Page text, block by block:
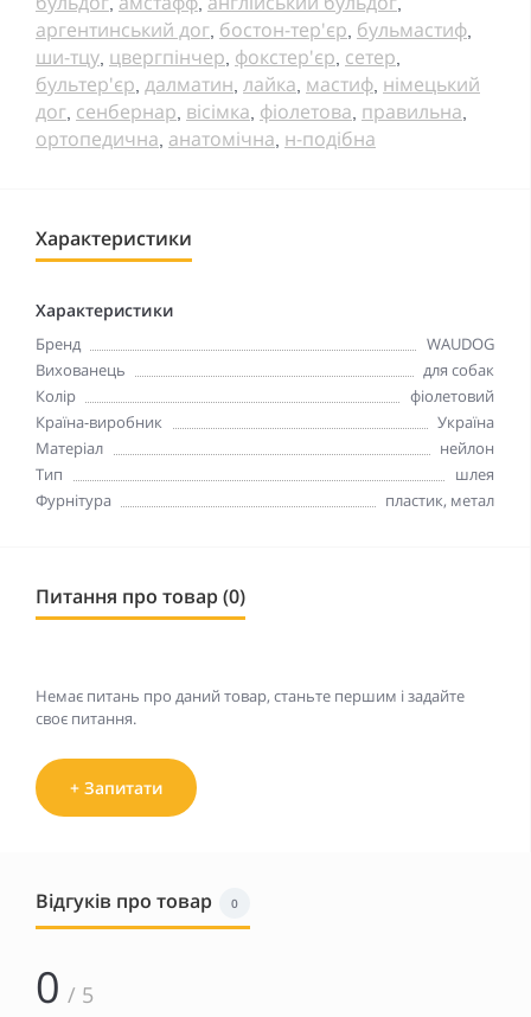
аргентинський дог бостон-тер'єр бульмастиф
ши-тцу цвергпінчер фокстер'єр сетер
бультер'єр далматин лайка мастиф німецький
дог сенбернар вісімка фіолетова правильна
ортопедична анатомічна н-подібна
Характеристики
Характеристики
Бренд
WAUDOG
Вихованець
для собак
Колір
фіолетовий
Країна-виробник
Україна
Матеріал
нейлон
Тип
шлея
Фурнітура
пластик, метал
Питання про товар (0)
Немає питань про даний товар, станьте першим і задайте
своє питання.
+ Запитати
Відгуків про товар 0
0 / 5